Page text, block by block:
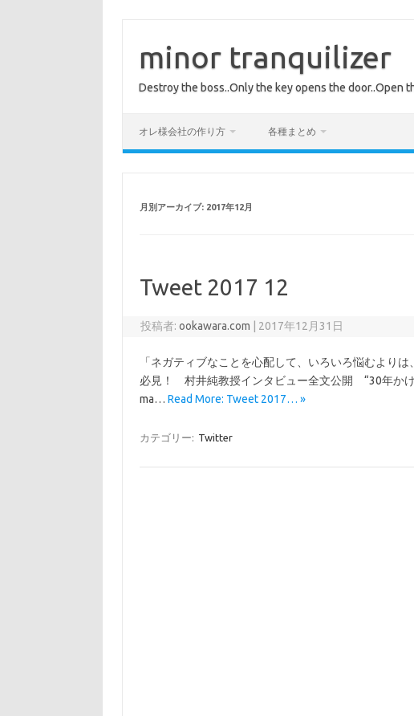
minor tranquilizer
Destroy the boss..Only the key opens the door..Open
オレ様会社の作り方 各種まとめ
月別アーカイブ: 2017年12月
Tweet 2017 12
投稿者:ookawara.com 2017年12月31日
「ネガティブなことを心配して、いろいろ悩むより
必見！ 村井純教授インタビュー全文公開 “30年かけ
ma… Read More: Tweet 2017… »
カテゴリー: Twitter